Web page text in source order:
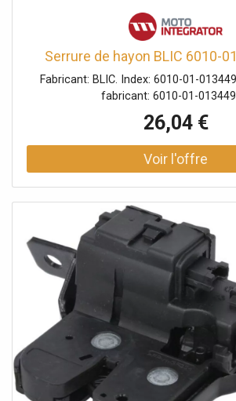
Serrure de hayon BLIC 6010-
Fabricant: BLIC. Index: 6010-01-
fabricant: 6010-01-
26,04 €